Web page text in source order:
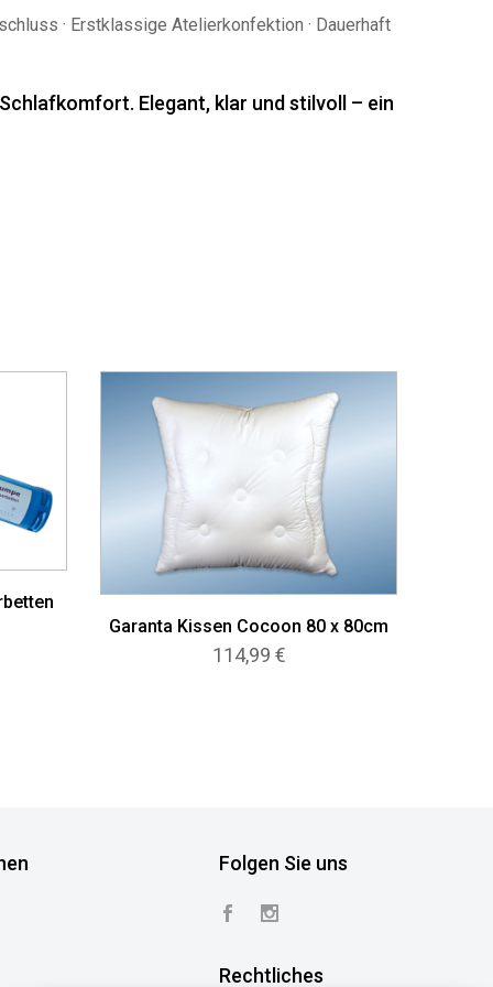
· Erstklassige Atelierkonfektion · Dauerhaft
Elegant, klar und stilvoll – ein
Garanta Kissen Cocoon 80 x 80cm
114,99 €
Folgen Sie uns
Rechtliches